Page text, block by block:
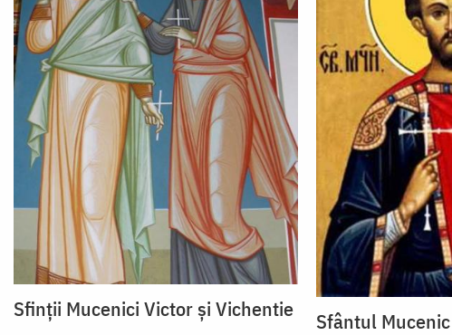
Sfinții Mucenici Victor și Vichentie
Sfântul